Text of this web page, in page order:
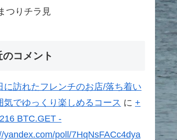
つりチラ見
のコメント
に訪れたフレンチのお店/落ち着い
気でゆっくり楽しめるコース に +
BTC.GET -
yandex.com/poll/7HqNsFACc4dya